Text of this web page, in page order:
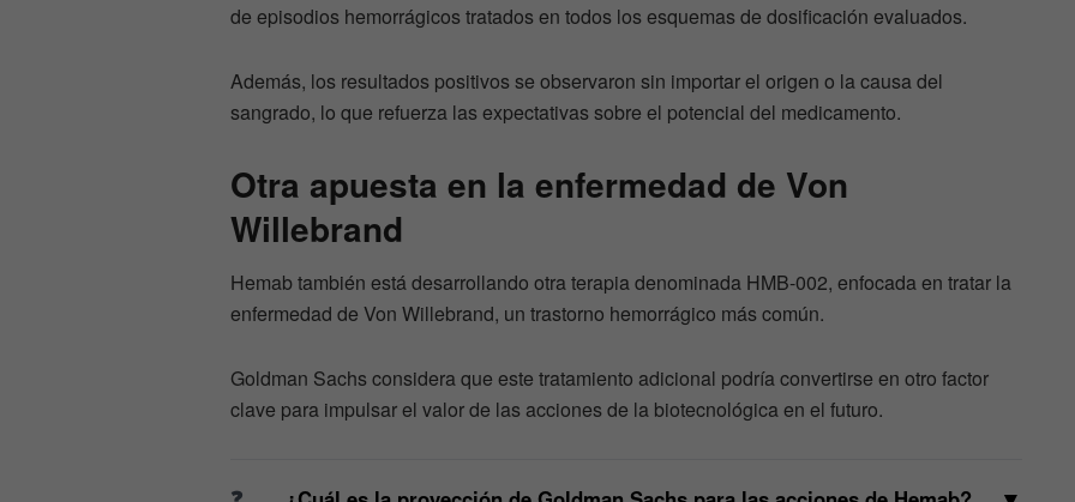
de episodios hemorrágicos tratados en todos los esquemas de dosificación evaluados.
Además, los resultados positivos se observaron sin importar el origen o la causa del
sangrado, lo que refuerza las expectativas sobre el potencial del medicamento.
Otra apuesta en la enfermedad de Von
Willebrand
Hemab también está desarrollando otra terapia denominada HMB-002, enfocada en tratar la
enfermedad de Von Willebrand, un trastorno hemorrágico más común.
Goldman Sachs considera que este tratamiento adicional podría convertirse en otro factor
clave para impulsar el valor de las acciones de la biotecnológica en el futuro.